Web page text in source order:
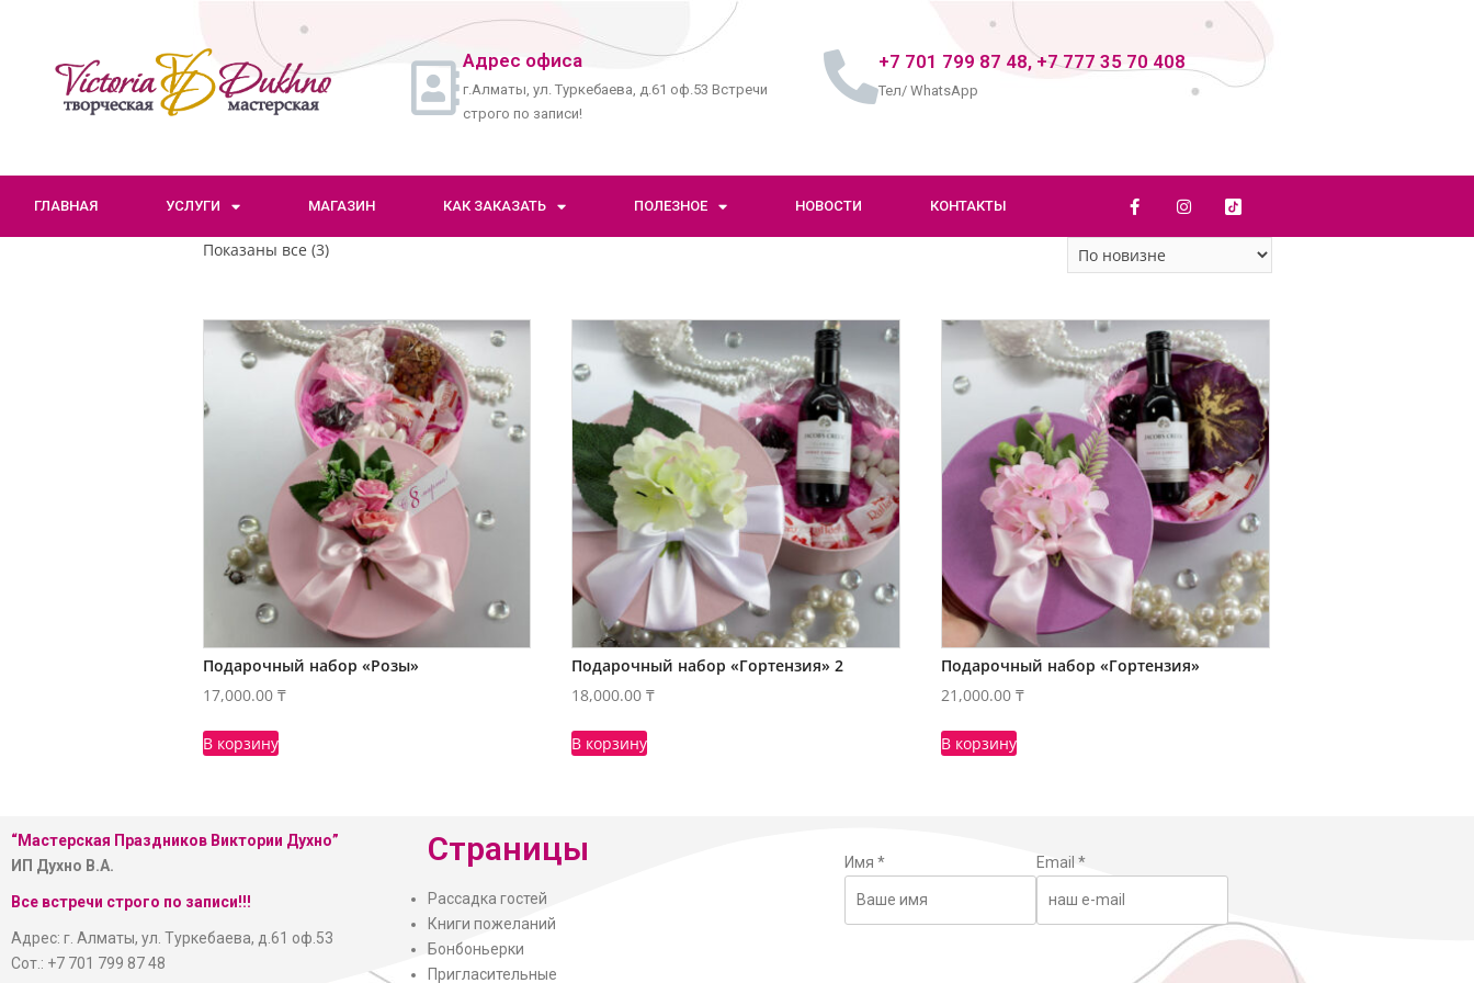
Адрес офиса
г.Алматы, ул. Туркебаева, д.61 оф.53 Встречи
строго по записи!
+7 701 799 87 48, +7 777 35 70 408
Тел/ WhatsApp
ГЛАВНАЯ УСЛУГИ МАГАЗИН КАК ЗАКАЗАТЬ ПОЛЕЗНОЕ НОВОСТИ КОНТАКТЫ
Показаны все (3)
Подарочный набор «Розы»
17,000.00 ₸
В корзину
Подарочный набор «Гортензия» 2
18,000.00₸
В корзину
Подарочный набор «Гортензия»
21,000.00₸
В корзину
“Мастерская Праздников Виктории Духно”
ИП Духно В.А.
Все встречи строго по записи!!!
Адрес: г. Алматы, ул. Туркебаева, д.61 оф.53
Сот.: +7 701 799 87 48
Страницы
Рассадка гостей
Книги пожеланий
Бонбоньерки
Пригласительные
Имя * Email *